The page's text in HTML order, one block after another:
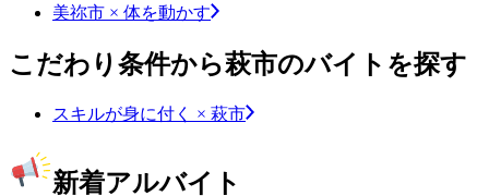
美祢市 × 体を動かす
こだわり条件から萩市のバイトを探す
スキルが身に付く × 萩市
新着アルバイト